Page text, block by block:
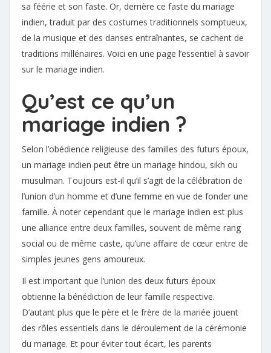
sa féérie et son faste. Or, derrière ce faste du mariage
indien, traduit par des costumes traditionnels somptueux,
de la musique et des danses entraînantes, se cachent de
traditions millénaires. Voici en une page l’essentiel à savoir
sur le mariage indien.
Qu’est ce qu’un
mariage indien ?
Selon l’obédience religieuse des familles des futurs époux,
un mariage indien peut être un mariage hindou, sikh ou
musulman. Toujours est-il qu’il s’agit de la célébration de
l’union d’un homme et d’une femme en vue de fonder une
famille. À noter cependant que le mariage indien est plus
une alliance entre deux familles, souvent de même rang
social ou de même caste, qu’une affaire de cœur entre de
simples jeunes gens amoureux.
Il est important que l’union des deux futurs époux
obtienne la bénédiction de leur famille respective.
D’autant plus que le père et le frère de la mariée jouent
des rôles essentiels dans le déroulement de la cérémonie
du mariage. Et pour éviter tout écart, les parents